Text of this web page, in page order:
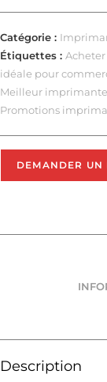
Catégorie :
Étiquettes :
idéale pour
Meilleur
Promotions
DEMANDER UN
Description